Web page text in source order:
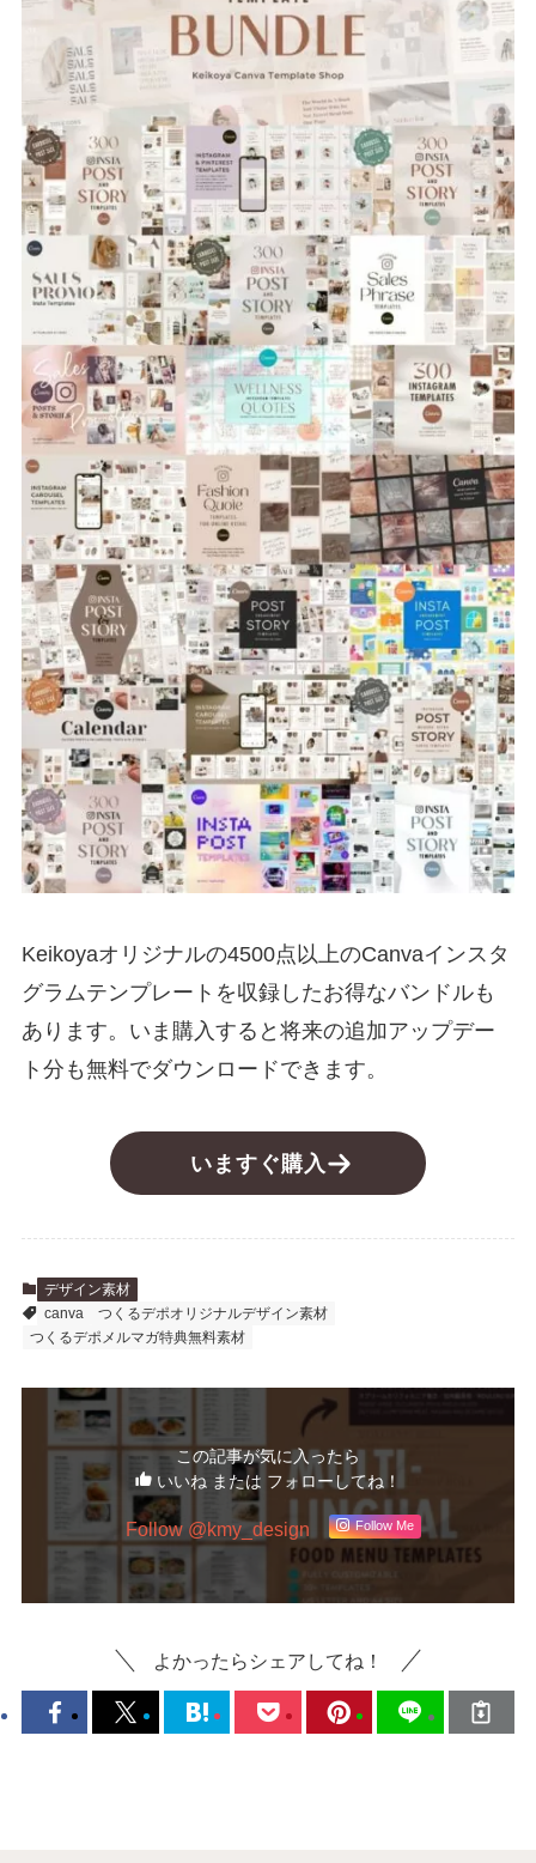
Keikoyaオリジナルの4500点以上のCanvaインスタ
グラムテンプレートを収録したお得なバンドルも
あります。いま購入すると将来の追加アップデー
ト分も無料でダウンロードできます。
いますぐ購入
デザイン素材
canva
つくるデポオリジナルデザイン素材
つくるデポメルマガ特典無料素材
この記事が気に入ったら
いいね または フォローしてね！
Follow @kmy_design Follow Me
よかったらシェアしてね！